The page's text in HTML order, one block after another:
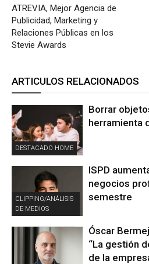
ATREVIA, Mejor Agencia de
Publicidad, Marketing y
Relaciones Públicas en los
Stevie Awards
ARTICULOS RELACIONADOS
DESTACADO HOME
Borrar
herramienta
CLIPPING/ANÁLISIS
DE MEDIOS
ISPD
negocios
semestre
Óscar
“La gestión
de la